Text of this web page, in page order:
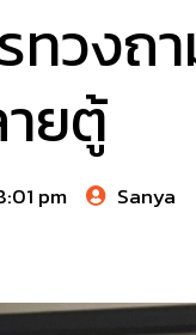
ทวงถ
ยตู้
pm Sanya